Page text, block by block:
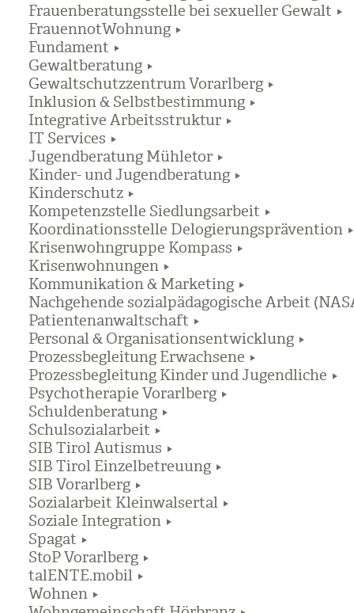
Frauenberatungsstelle bei sexueller Gewalt
FrauennotWohnung
Fundament
Gewaltberatung
Gewaltschutzzentrum Vorarlberg
Inklusion & Selbstbestimmung
Integrative Arbeitsstruktur
IT Services
Jugendberatung Mühletor
Kinder- und Jugendberatung
Kinderschutz
Kompetenzstelle Siedlungsarbeit
Koordinationsstelle Delogierungsprävention
Krisenwohngruppe Kompass
Krisenwohnungen
Kommunikation & Marketing
Nachgehende sozialpädagogische Arbeit
Patientenanwaltschaft
Personal & Organisationsentwicklung
Prozessbegleitung Erwachsene
Prozessbegleitung Kinder und Jugendliche
Psychotherapie Vorarlberg
Schuldenberatung
Schulsozialarbeit
SIB Tirol Autismus
SIB Tirol Einzelbetreuung
SIB Vorarlberg
Sozialarbeit Kleinwalsertal
Soziale Integration
Spagat
StoP Vorarlberg
talENTE.mobil
Wohnen